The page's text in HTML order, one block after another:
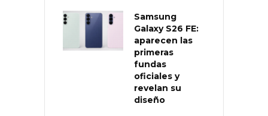
Samsung
Galaxy S26 FE:
aparecen las
primeras
fundas
oficiales y
revelan su
diseño